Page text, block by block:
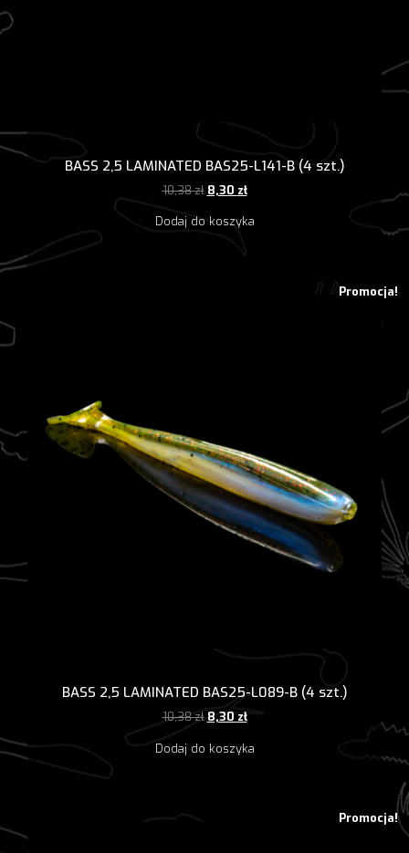
BASS 2,5 LAMINATED BAS25-L141-B (4 szt.)
10,38zł Pierwotna
wynosiła:
10,38 zł.
8,30 złAktualna
wynosi:
Dodaj do koszyka
Promocja!
BASS 2,5 LAMINATED BAS25-L089-B (4 szt.)
10,38zł Pierwotna
wynosiła:
8,30 złAktualna
wynosi:
Dodaj do koszyka
Promocja!